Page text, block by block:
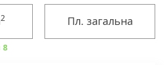
2 Пл. загальна
8